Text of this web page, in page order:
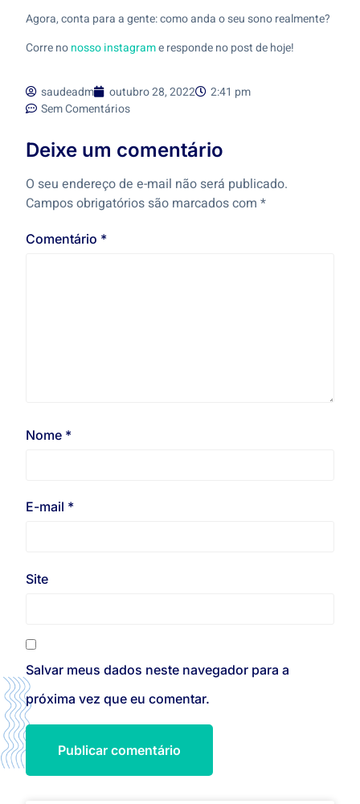
Agora, conta para a gente: como anda o seu sono realmente?
Corre nonosso instagrame responde no post de hoje!
saudeadm outubro 28, 2022
2:41 pm
Sem Comentários
Deixe um comentário
O seu endereço de e-mail não será publicado.
Campos obrigatórios são marcados com *
Comentário *
Nome *
E-mail *
Site
Salvar meus dados neste navegador para a
próxima vez que eu comentar.